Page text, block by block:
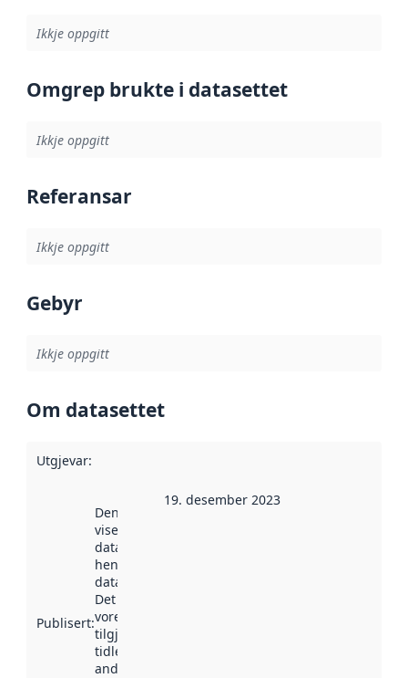
Ikkje oppgitt
Omgrep brukte i datasettet
Ikkje oppgitt
Referansar
Ikkje oppgitt
Gebyr
Ikkje oppgitt
Om datasettet
Utgjevar:
Publisert:
Denne datoen
viser når
datasettet vart
henta inn av
data.norge.no.
Det kan ha
vore
tilgjengeleg
tidlegare
andre stader.
19. desember 2023